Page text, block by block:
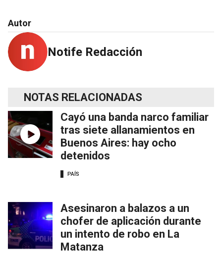
Autor
Notife Redacción
NOTAS RELACIONADAS
Cayó una banda narco familiar
tras siete allanamientos en
Buenos Aires: hay ocho
detenidos
PAÍS
Asesinaron a balazos a un
chofer de aplicación durante
un intento de robo en La
Matanza